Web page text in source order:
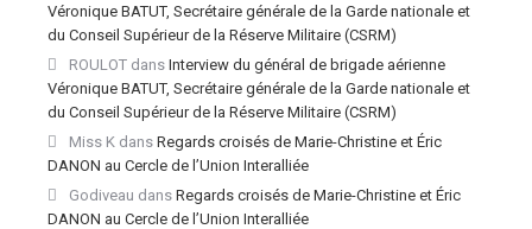
Véronique BATUT, Secrétaire générale de la Garde nationale et
du Conseil Supérieur de la Réserve Militaire (CSRM)
ROULOT dans Interview du général de brigade aérienne
Véronique BATUT, Secrétaire générale de la Garde nationale et
du Conseil Supérieur de la Réserve Militaire (CSRM)
Miss K dans Regards croisés de Marie-Christine et Éric
DANON au Cercle de l’Union Interalliée
Godiveau dans Regards croisés de Marie-Christine et Éric
DANON au Cercle de l’Union Interalliée